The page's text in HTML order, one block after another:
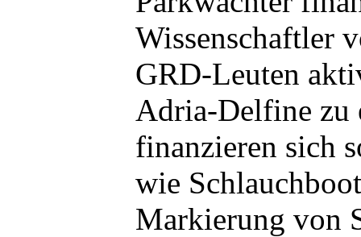
Wissenschaftler
GRD-Leuten
Adria-Delfine zu
finanzieren sich
wie
Markierung von